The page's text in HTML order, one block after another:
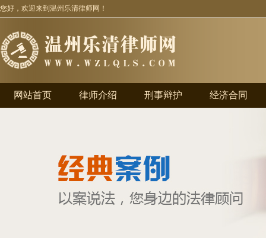
您好，欢迎来到温州乐清律师网！
网站首页 律师介绍 刑事辩护 经济合同